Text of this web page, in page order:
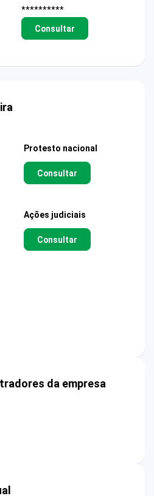
**********
Consultar
Protesto nacional
Consultar
Ações judiciais
Consultar
da empresa